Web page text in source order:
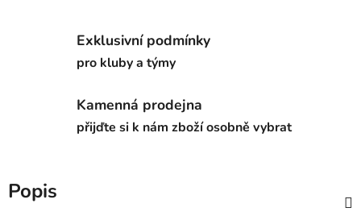
Exklusivní podmínky
pro kluby a týmy
Kamenná prodejna
přijďte si k nám zboží osobně vybrat
Popis